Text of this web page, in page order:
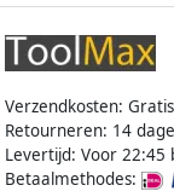
Verzendkosten:
Retourneren: 14
Levertijd: Voor 22:45
Betaalmethodes: